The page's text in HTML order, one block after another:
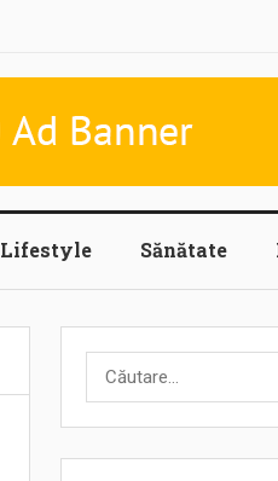
Lifestyle Sănătate
Caută
după: